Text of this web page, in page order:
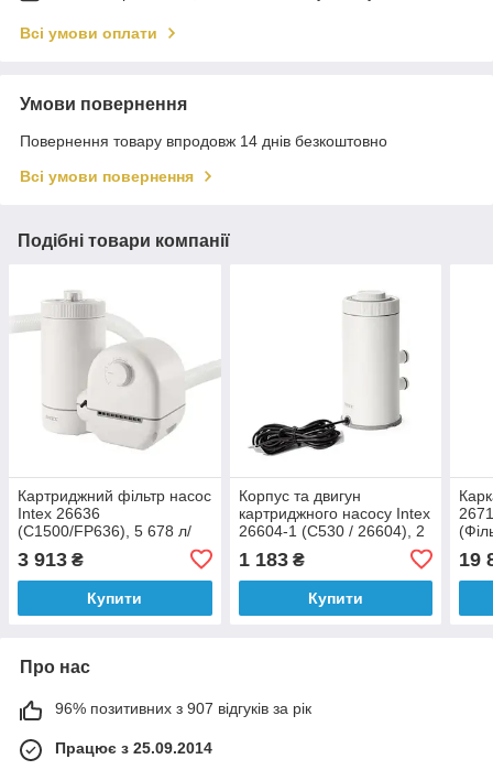
Всі умови оплати
Умови повернення
Повернення товару впродовж 14 днів безкоштовно
Всі умови повернення
Подібні товари компанії
Картриджний фільтр насос
Intex 26636
(C1500/FP636), 5 678 л/
3 913 ₴
Купити
Корпус та двигун
картриджного насосу Intex
26604-1 (C530 / 26604), 2
1 183₴
Купити
19
Про нас
96% позитивних з 907 відгуків за рік
Працює з 25.09.2014